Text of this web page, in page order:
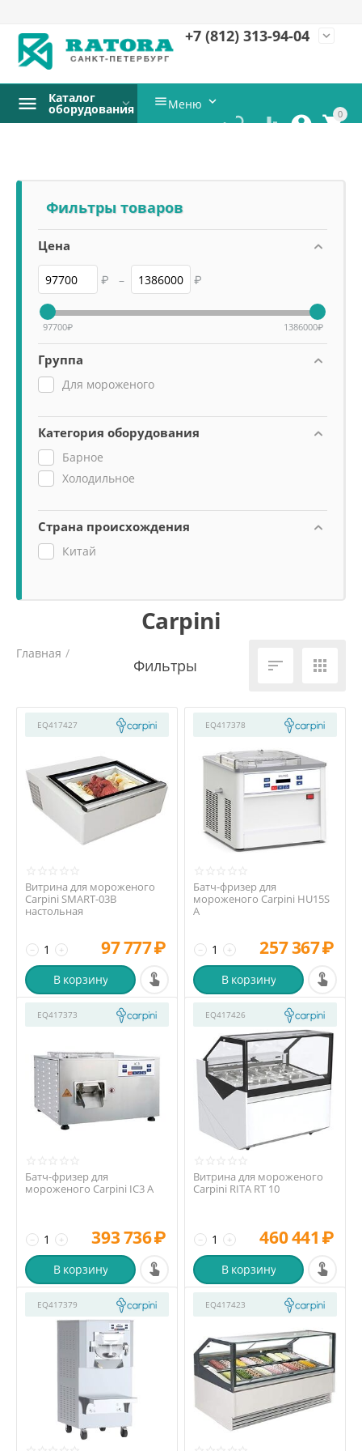
+7 (812) 313-94-04 expand_more
0


 
Каталог
оборудования Меню 
Фильтры товаров
Цена
₽ – ₽
97700₽ 1386000₽
Группа
Для мороженого
Категория оборудования
Барное
Холодильное
Страна происхождения
Китай
Carpini
Главная /
 
EQ417427
Витрина для мороженого
Carpini SMART-03B
настольная
+
− 97 777₽
В корзину
EQ417378
Батч-фризер для
мороженого Carpini HU15S
A
+
− 257 367₽
В корзину
EQ417373
Батч-фризер для
мороженого Carpini IC3 A
+
− 393 736₽
В корзину
EQ417426
Витрина для мороженого
Carpini RITA RT 10
+
− 460 441 ₽
В корзину
EQ417379 EQ417423